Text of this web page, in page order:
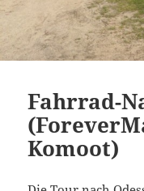
Fahrrad-
Komoot)